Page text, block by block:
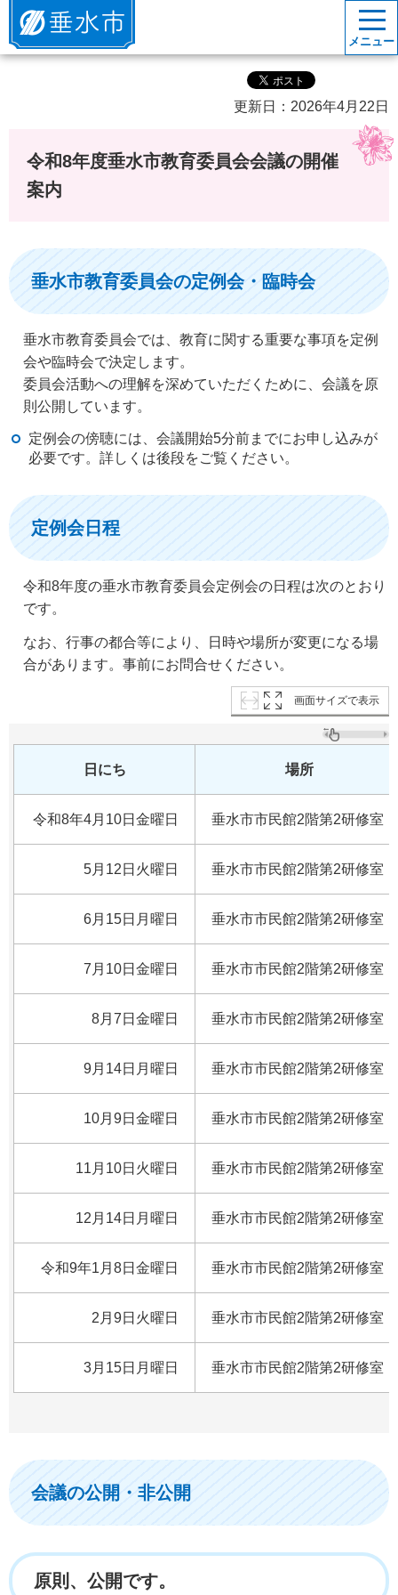
垂水市
メニュー
更新日：2026年4月22日
令和8年度垂水市教育委員会会議の開催
案内
垂水市教育委員会の定例会・臨時会
垂水市教育委員会では、教育に関する重要な事項を定例
会や臨時会で決定します。
委員会活動への理解を深めていただくために、会議を原
則公開しています。
定例会の傍聴には、会議開始5分前までにお申し込みが
必要です。詳しくは後段をご覧ください。
定例会日程
令和8年度の垂水市教育委員会定例会の日程は次のとおり
です。
なお、行事の都合等により、日時や場所が変更になる場
合があります。事前にお問合せください。
画面サイズで表示
日にち 場所
令和8年4月10日金曜日 垂水市市民館2階第2研修室
5月12日火曜日 垂水市市民館2階第2研修室
6月15日月曜日 垂水市市民館2階第2研修室
7月10日金曜日 垂水市市民館2階第2研修室
8月7日金曜日 垂水市市民館2階第2研修室
9月14日月曜日 垂水市市民館2階第2研修室
10月9日金曜日 垂水市市民館2階第2研修室
11月10日火曜日 垂水市市民館2階第2研修室
12月14日月曜日 垂水市市民館2階第2研修室
令和9年1月8日金曜日 垂水市市民館2階第2研修室
2月9日火曜日 垂水市市民館2階第2研修室
3月15日月曜日 垂水市市民館2階第2研修室
会議の公開・非公開
原則、公開です。